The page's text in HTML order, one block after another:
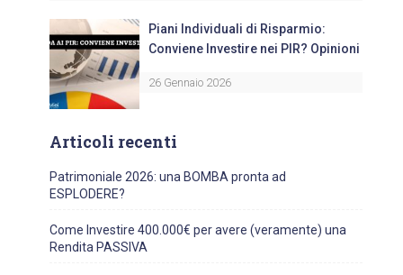
Piani Individuali di Risparmio:
Conviene Investire nei PIR? Opinioni
26 Gennaio 2026
Articoli recenti
Patrimoniale 2026: una BOMBA pronta ad
ESPLODERE?
Come Investire 400.000€ per avere (veramente) una
Rendita PASSIVA